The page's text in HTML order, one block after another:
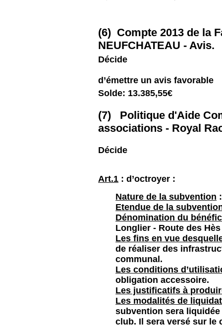
(6) Compte 2013 de la
NEUFCHATEAU - Avis.
Décide
d’émettre un avis favorable
Solde: 13.385,55€
(7) Politique d'Aide
associations - Royal
Décide
Art.1 : d’octroyer :
Nature de la subvention
Etendue de la
Dénomination du
Longlier - Route des Hès
Les fins en vue
de réaliser des
communal.
Les conditions
obligation accessoire.
Les justificatifs à
Les modalités de
subvention sera
club. Il sera versé sur le